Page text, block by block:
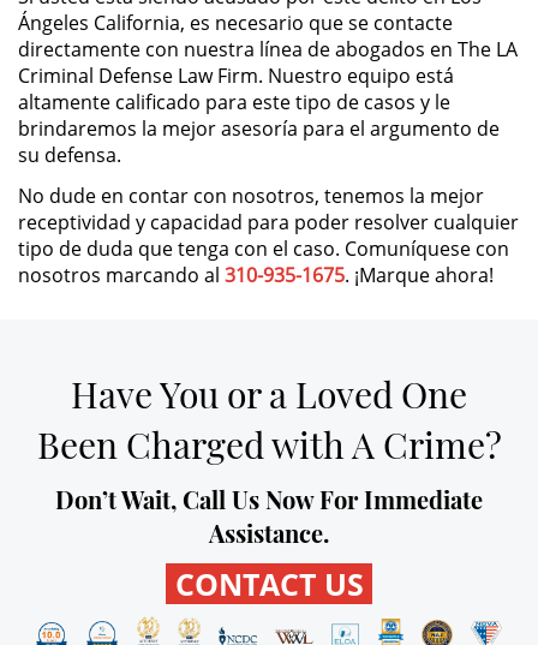
Possession of Drug Paraphernalia
Possession of Marijuana for Sale
Pre-Trial Diversion for Drug Crimes
Prop 36
DMV Administrative Hearing
DUI Causing Injury
Ángeles California, es necesario que se contacte
directamente con nuestra línea de abogados en The LA
Criminal Defense Law Firm. Nuestro equipo está
altamente calificado para este tipo de casos y le
brindaremos la mejor asesoría para el argumento de
su defensa.
No dude en contar con nosotros, tenemos la mejor
receptividad y capacidad para poder resolver cualquier
tipo de duda que tenga con el caso. Comuníquese con
nosotros marcando al 310-935-1675. ¡Marque ahora!
Have You or a Loved One
Been Charged with A Crime?
Don’t Wait, Call Us Now For Immediate
Assistance.
CONTACT US